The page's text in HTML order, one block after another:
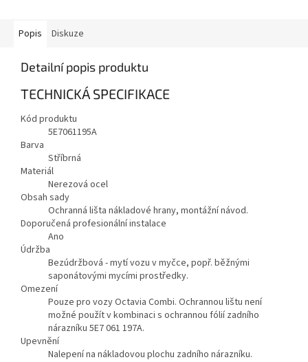
Popis Diskuze
Detailní popis produktu
TECHNICKÁ SPECIFIKACE
Kód produktu
5E7061195A
Barva
Stříbrná
Materiál
Nerezová ocel
Obsah sady
Ochranná lišta nákladové hrany, montážní návod.
Doporučená profesionální instalace
Ano
Údržba
Bezúdržbová - mytí vozu v myčce, popř. běžnými
saponátovými mycími prostředky.
Omezení
Pouze pro vozy Octavia Combi. Ochrannou lištu není
možné použít v kombinaci s ochrannou fólií zadního
nárazníku 5E7 061 197A.
Upevnění
Nalepení na nákladovou plochu zadního nárazníku.